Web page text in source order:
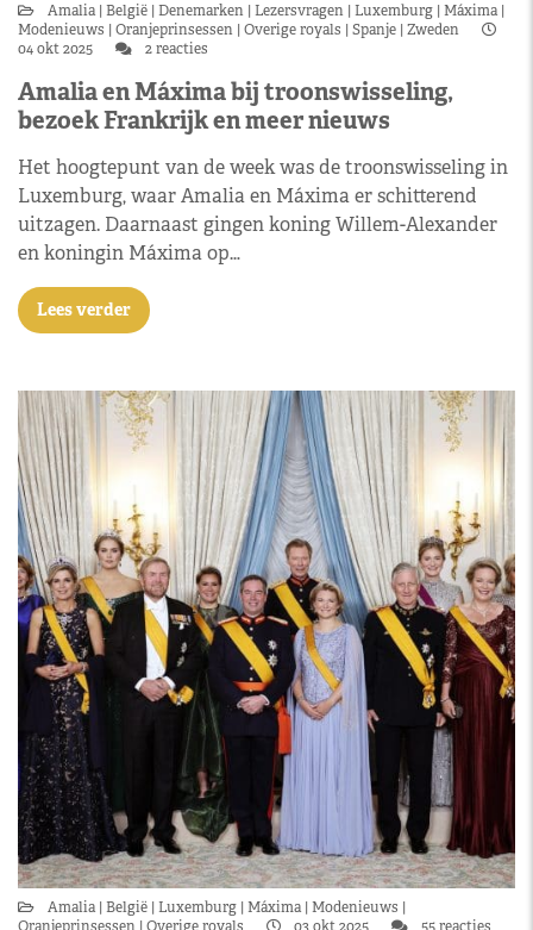
Amalia België Denemarken Lezersvragen Luxemburg Máxima
Modenieuws
Oranjeprinsessen Overige royals Spanje Zweden
04 okt 2025
2 reacties
Amalia en Máxima bij troonswisseling,
bezoek Frankrijk en meer nieuws
Het hoogtepunt van de week was de troonswisseling in
Luxemburg, waar Amalia en Máxima er schitterend
uitzagen. Daarnaast gingen koning Willem-Alexander
en koningin Máxima op…
Lees verder
Amalia België Luxemburg Máxima Modenieuws